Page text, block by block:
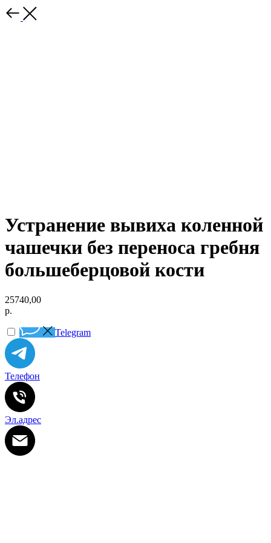
Устранение вывиха коленной
чашечки без переноса гребня
большеберцовой кости
25740,00
р.
Telegram
Телефон
Эл.адрес